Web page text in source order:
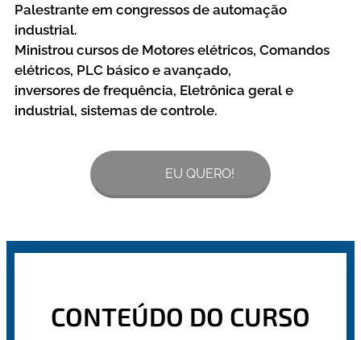
Palestrante em congressos de automação
industrial.
Ministrou cursos de Motores elétricos, Comandos
elétricos, PLC básico e avançado,
inversores de frequência, Eletrônica geral e
industrial, sistemas de controle.
🙋‍♀️🙋‍♂️ EU QUERO!
CONTEÚDO DO CURSO